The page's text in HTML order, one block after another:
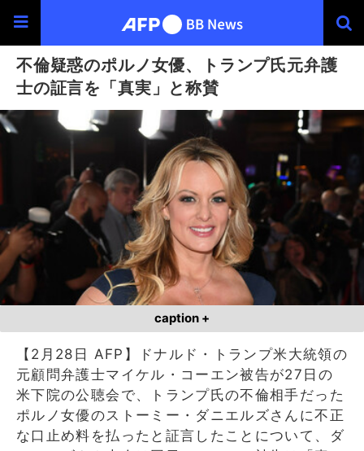
不倫疑惑のポルノ女優、トランプ氏元弁護
士の証言を「真実」と称賛
caption +
【2月28日 AFP】ドナルド・トランプ米大統領の
元顧問弁護士マイケル・コーエン被告が27日の
米下院の公聴会で、トランプ氏の不倫相手だった
ポルノ女優のストーミー・ダニエルズさんに不正
な口止め料を払ったと証言したことについて、ダ